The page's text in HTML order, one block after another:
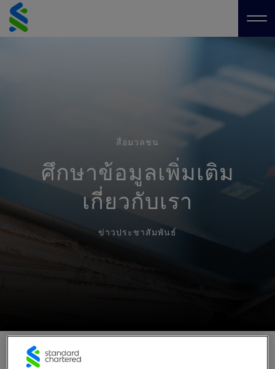
Skip
to
content
สื่อมวลชน
ศึกษาข้อมูลเพิ่มเติม
เกี่ยวกับเรา
ข่าวประชาสัมพันธ์